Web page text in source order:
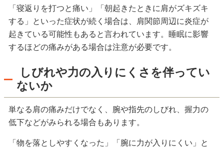
「寝返りを打つと痛い」「朝起きたときに肩がズキズキ
する」といった症状が続く場合は、肩関節周辺に炎症が
起きている可能性もあると言われています。睡眠に影響
するほどの痛みがある場合は注意が必要です。
しびれや力の入りにくさを伴ってい
ないか
単なる肩の痛みだけでなく、腕や指先のしびれ、握力の
低下などがみられる場合もあります。
「物を落としやすくなった」「腕に力が入りにくい」と